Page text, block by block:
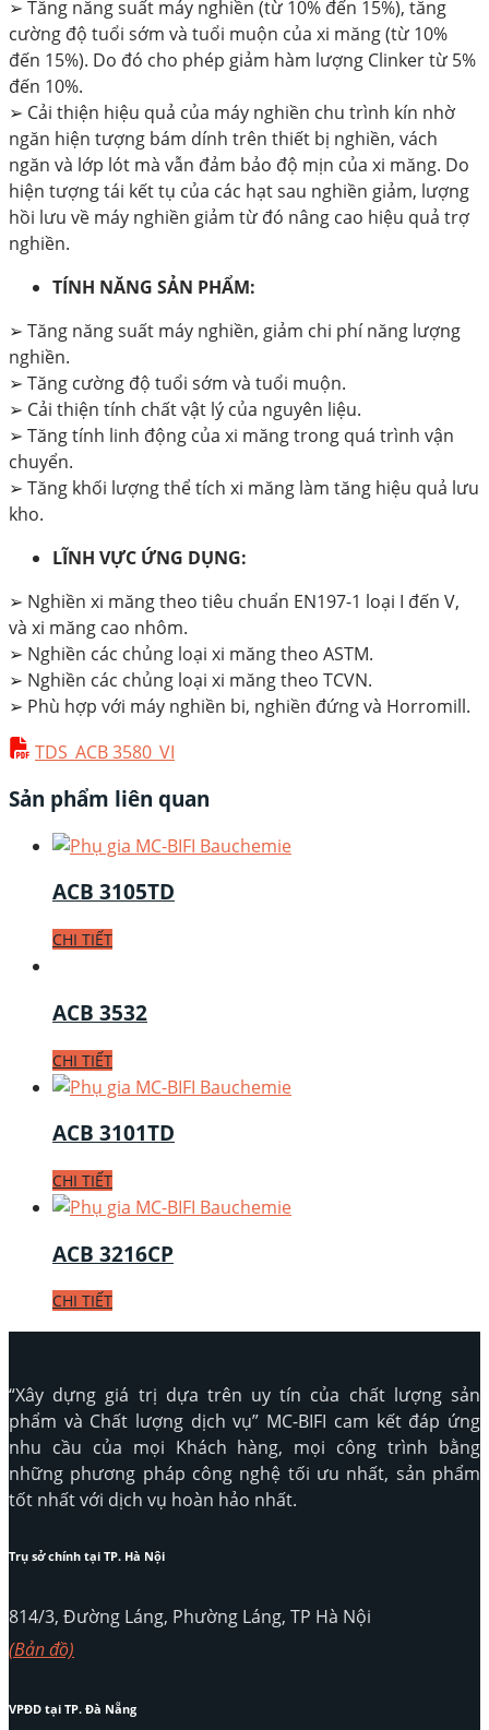
➢ Tăng năng suất máy nghiền (từ 10% đến 15%), tăng
cường độ tuổi sớm và tuổi muộn của xi măng (từ 10%
đến 15%). Do đó cho phép giảm hàm lượng Clinker từ 5%
đến 10%.
➢ Cải thiện hiệu quả của máy nghiền chu trình kín nhờ
ngăn hiện tượng bám dính trên thiết bị nghiền, vách
ngăn và lớp lót mà vẫn đảm bảo độ mịn của xi măng. Do
hiện tượng tái kết tụ của các hạt sau nghiền giảm, lượng
hồi lưu về máy nghiền giảm từ đó nâng cao hiệu quả trợ
nghiền.
TÍNH NĂNG SẢN PHẨM:
➢ Tăng năng suất máy nghiền, giảm chi phí năng lượng
nghiền.
➢ Tăng cường độ tuổi sớm và tuổi muộn.
➢ Cải thiện tính chất vật lý của nguyên liệu.
➢ Tăng tính linh động của xi măng trong quá trình vận
chuyển.
➢ Tăng khối lượng thể tích xi măng làm tăng hiệu quả lưu
kho.
LĨNH VỰC ỨNG DỤNG:
➢ Nghiền xi măng theo tiêu chuẩn EN197-1 loại I đến V,
và xi măng cao nhôm.
➢ Nghiền các chủng loại xi măng theo ASTM.
➢ Nghiền các chủng loại xi măng theo TCVN.
➢ Phù hợp với máy nghiền bi, nghiền đứng và Horromill.
TDS_ACB 3580_VI
Sản phẩm liên quan
ACB 3105TD
CHI TIẾT
ACB 3532
CHI TIẾT
ACB 3101TD
CHI TIẾT
ACB 3216CP
CHI TIẾT
“Xây dựng giá trị dựa trên uy tín của chất lượng sản
phẩm và Chất lượng dịch vụ” MC-BIFI cam kết đáp ứng
nhu cầu của mọi Khách hàng, mọi công trình bằng
những phương pháp công nghệ tối ưu nhất, sản phẩm
tốt nhất với dịch vụ hoàn hảo nhất.
Trụ sở chính tại TP. Hà Nội
814/3, Đường Láng, Phường Láng, TP Hà Nội
(Bản đồ)
VPĐD tại TP. Đà Nẵng